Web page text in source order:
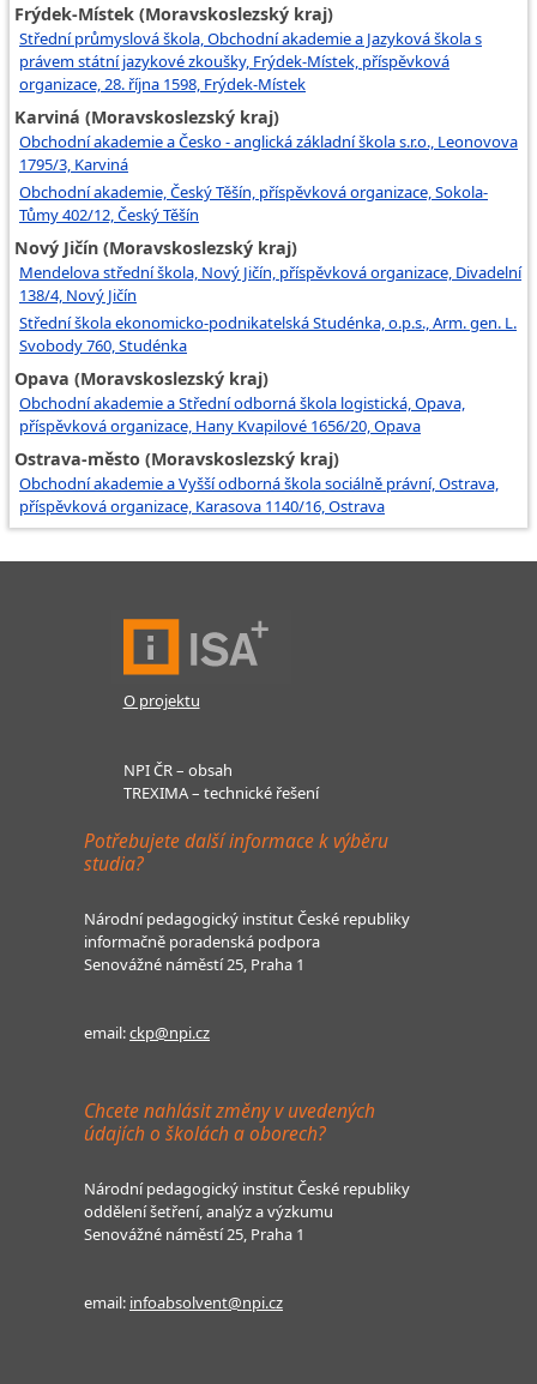
Frýdek-Místek (Moravskoslezský kraj)
Střední průmyslová škola, Obchodní akademie a Jazyková škola s
právem státní jazykové zkoušky, Frýdek-Místek, příspěvková
organizace, 28. října 1598, Frýdek-Místek
Karviná (Moravskoslezský kraj)
Obchodní akademie a Česko - anglická základní škola s.r.o., Leonovova
1795/3, Karviná
Obchodní akademie, Český Těšín, příspěvková organizace, Sokola-
Tůmy 402/12, Český Těšín
Nový Jičín (Moravskoslezský kraj)
Mendelova střední škola, Nový Jičín, příspěvková organizace, Divadelní
138/4, Nový Jičín
Střední škola ekonomicko-podnikatelská Studénka, o.p.s., Arm. gen. L.
Svobody 760, Studénka
Opava (Moravskoslezský kraj)
Obchodní akademie a Střední odborná škola logistická, Opava,
příspěvková organizace, Hany Kvapilové 1656/20, Opava
Ostrava-město (Moravskoslezský kraj)
Obchodní akademie a Vyšší odborná škola sociálně právní, Ostrava,
příspěvková organizace, Karasova 1140/16, Ostrava
O projektu
NPI ČR – obsah
TREXIMA – technické řešení
Potřebujete další informace k výběru
studia?
Národní pedagogický institut České republiky
informačně poradenská podpora
Senovážné náměstí 25, Praha 1
email:ckp@npi.cz
Chcete nahlásit změny v uvedených
údajích o školách a oborech?
Národní pedagogický institut České republiky
oddělení šetření, analýz a výzkumu
Senovážné náměstí 25, Praha 1
email: infoabsolvent@npi.cz